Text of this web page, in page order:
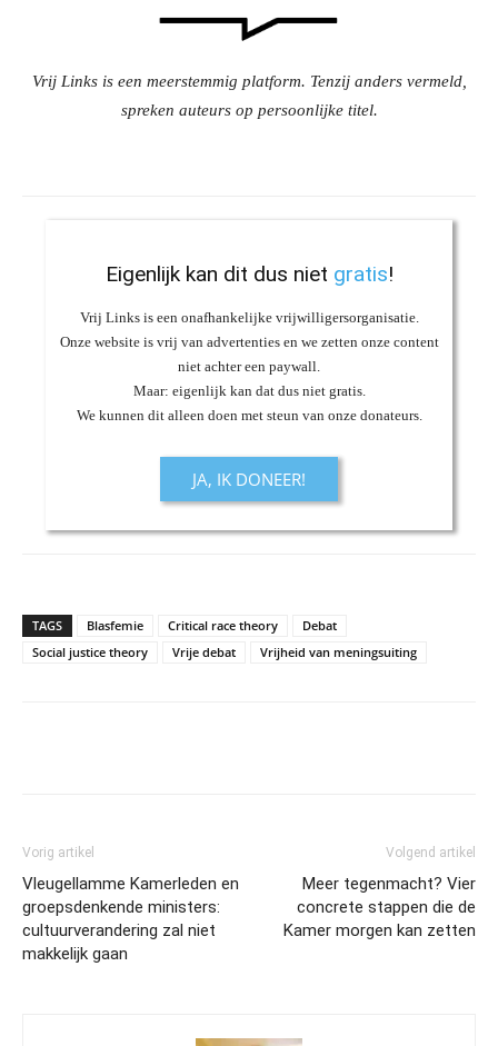
Vrij Links is een meerstemmig platform. Tenzij anders vermeld,
spreken auteurs op persoonlijke titel.
Eigenlijk kan dit dus niet gratis!
Vrij Links is een onafhankelijke vrijwilligersorganisatie.
Onze website is vrij van advertenties en we zetten onze content
niet achter een paywall.
Maar: eigenlijk kan dat dus niet gratis.
We kunnen dit alleen doen met steun van onze donateurs.
JA, IK DONEER!
TAGS Blasfemie Critical race theory
Debat
Social justice theory
Vrije debat Vrijheid van meningsuiting
Vorig artikel
Vleugellamme Kamerleden en
groepsdenkende ministers:
cultuurverandering zal niet
makkelijk gaan
Volgend artikel
Meer tegenmacht? Vier
concrete stappen die de
Kamer morgen kan zetten